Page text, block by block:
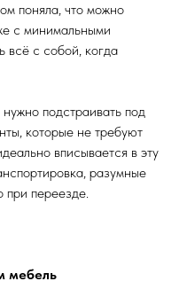
поняла, что можно
с минимальными
всё с собой, когда
подстраивать под
которые не требуют
вписывается в эту
разумные
при переезде.
мебель